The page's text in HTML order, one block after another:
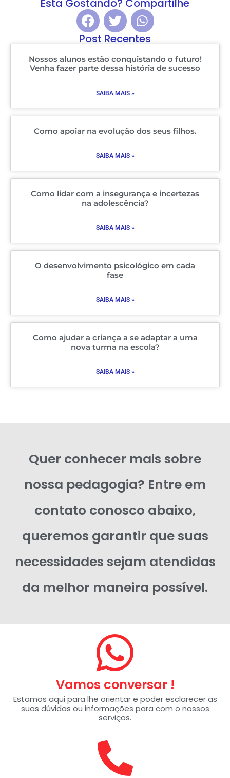
Esta Gostando? Compartilhe
Post Recentes
Nossos alunos estão conquistando o futuro!
Venha fazer parte dessa história de sucesso
SAIBA MAIS »
Como apoiar na evolução dos seus filhos.
SAIBA MAIS »
Como lidar com a insegurança e incertezas
na adolescência?
SAIBA MAIS »
O desenvolvimento psicológico em cada
fase
SAIBA MAIS »
Como ajudar a criança a se adaptar a uma
nova turma na escola?
SAIBA MAIS »
Quer conhecer mais sobre
nossa pedagogia? Entre em
contato conosco abaixo,
queremos garantir que suas
necessidades sejam atendidas
da melhor maneira possível.
Vamos conversar !
Estamos aqui para lhe orientar e poder esclarecer as
suas dúvidas ou informações para com o nossos
serviços.